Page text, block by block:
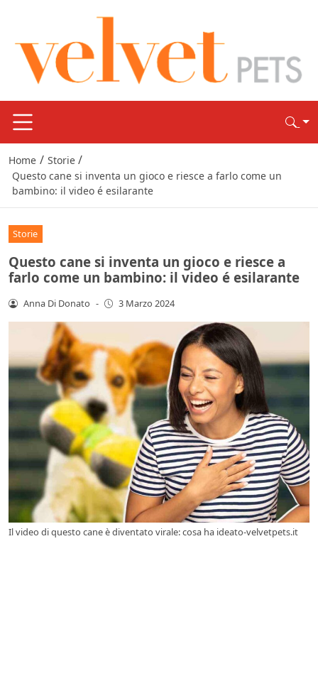
Home / Storie /
Questo cane si inventa un gioco e riesce a farlo come un
bambino: il video é esilarante
Storie
Questo cane si inventa un gioco e riesce a
farlo come un bambino: il video é esilarante
Anna Di Donato - 3 Marzo 2024
Il video di questo cane è diventato virale: cosa ha ideato-velvetpets.it